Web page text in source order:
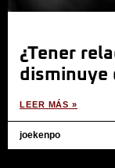
¿Tener
disminuye
LEER MÁS »
joekenpo